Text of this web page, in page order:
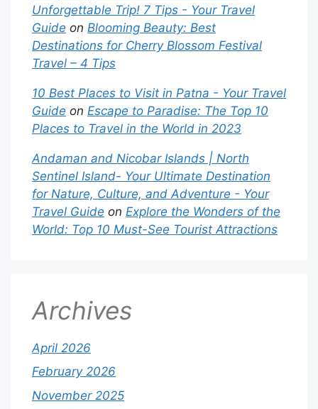
Unforgettable Trip! 7 Tips - Your Travel
Guide on Blooming Beauty: Best
Destinations for Cherry Blossom Festival
Travel – 4 Tips
10 Best Places to Visit in Patna - Your Travel
Guide on Escape to Paradise: The Top 10
Places to Travel in the World in 2023
Andaman and Nicobar Islands | North
Sentinel Island- Your Ultimate Destination
for Nature, Culture, and Adventure - Your
Travel Guide on Explore the Wonders of the
World: Top 10 Must-See Tourist Attractions
Archives
April 2026
February 2026
November 2025